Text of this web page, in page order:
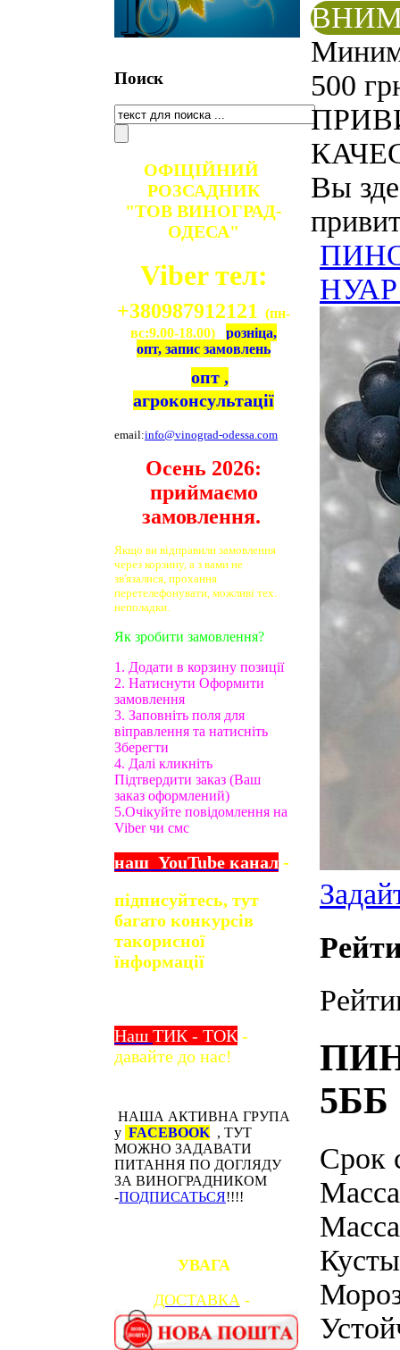
Поиск
ОФІЦІЙНИЙ
РОЗСАДНИК
"ТОВ ВИНОГРАД-
ОДЕСА"
Viber тел:
+380987912121 (пн-
вс:9.00-18.00) розніца,
опт, запис замовлень
опт ,
агроконсультації
email:info@vinograd-odessa.com
Осень 2026:
приймаємо
замовлення.
Якщо ви відправили замовлення
через корзину, а з вами не
зв'язалися, прохання
перетелефонувати, можливі тех.
неполадки.
Як зробити замовлення?
1. Додати в корзину позиції
2. Натиснути Оформити
замовлення
3. Заповніть поля для
віправлення та натисніть
Зберегти
4. Далі кликніть
Підтвердити заказ (Ваш
заказ оформлений)
5.Очікуйте повідомлення на
Viber чи смс
наш YouTube канал -
підписуйтесь, тут
багато конкурсів
такорисної
їнформації
Наш ТИК - ТОК -
давайте до нас!
НАША АКТИВНА ГРУПА
у FACEBOOK, ТУТ
МОЖНО ЗАДАВАТИ
ПИТАННЯ ПО ДОГЛЯДУ
ЗА ВИНОГРАДНИКОМ
-ПОДПИСАТЬСЯ!!!!
УВАГА
ДОСТАВКА-
500
Вы
ПИНО
НУАР
5ББ
Срок